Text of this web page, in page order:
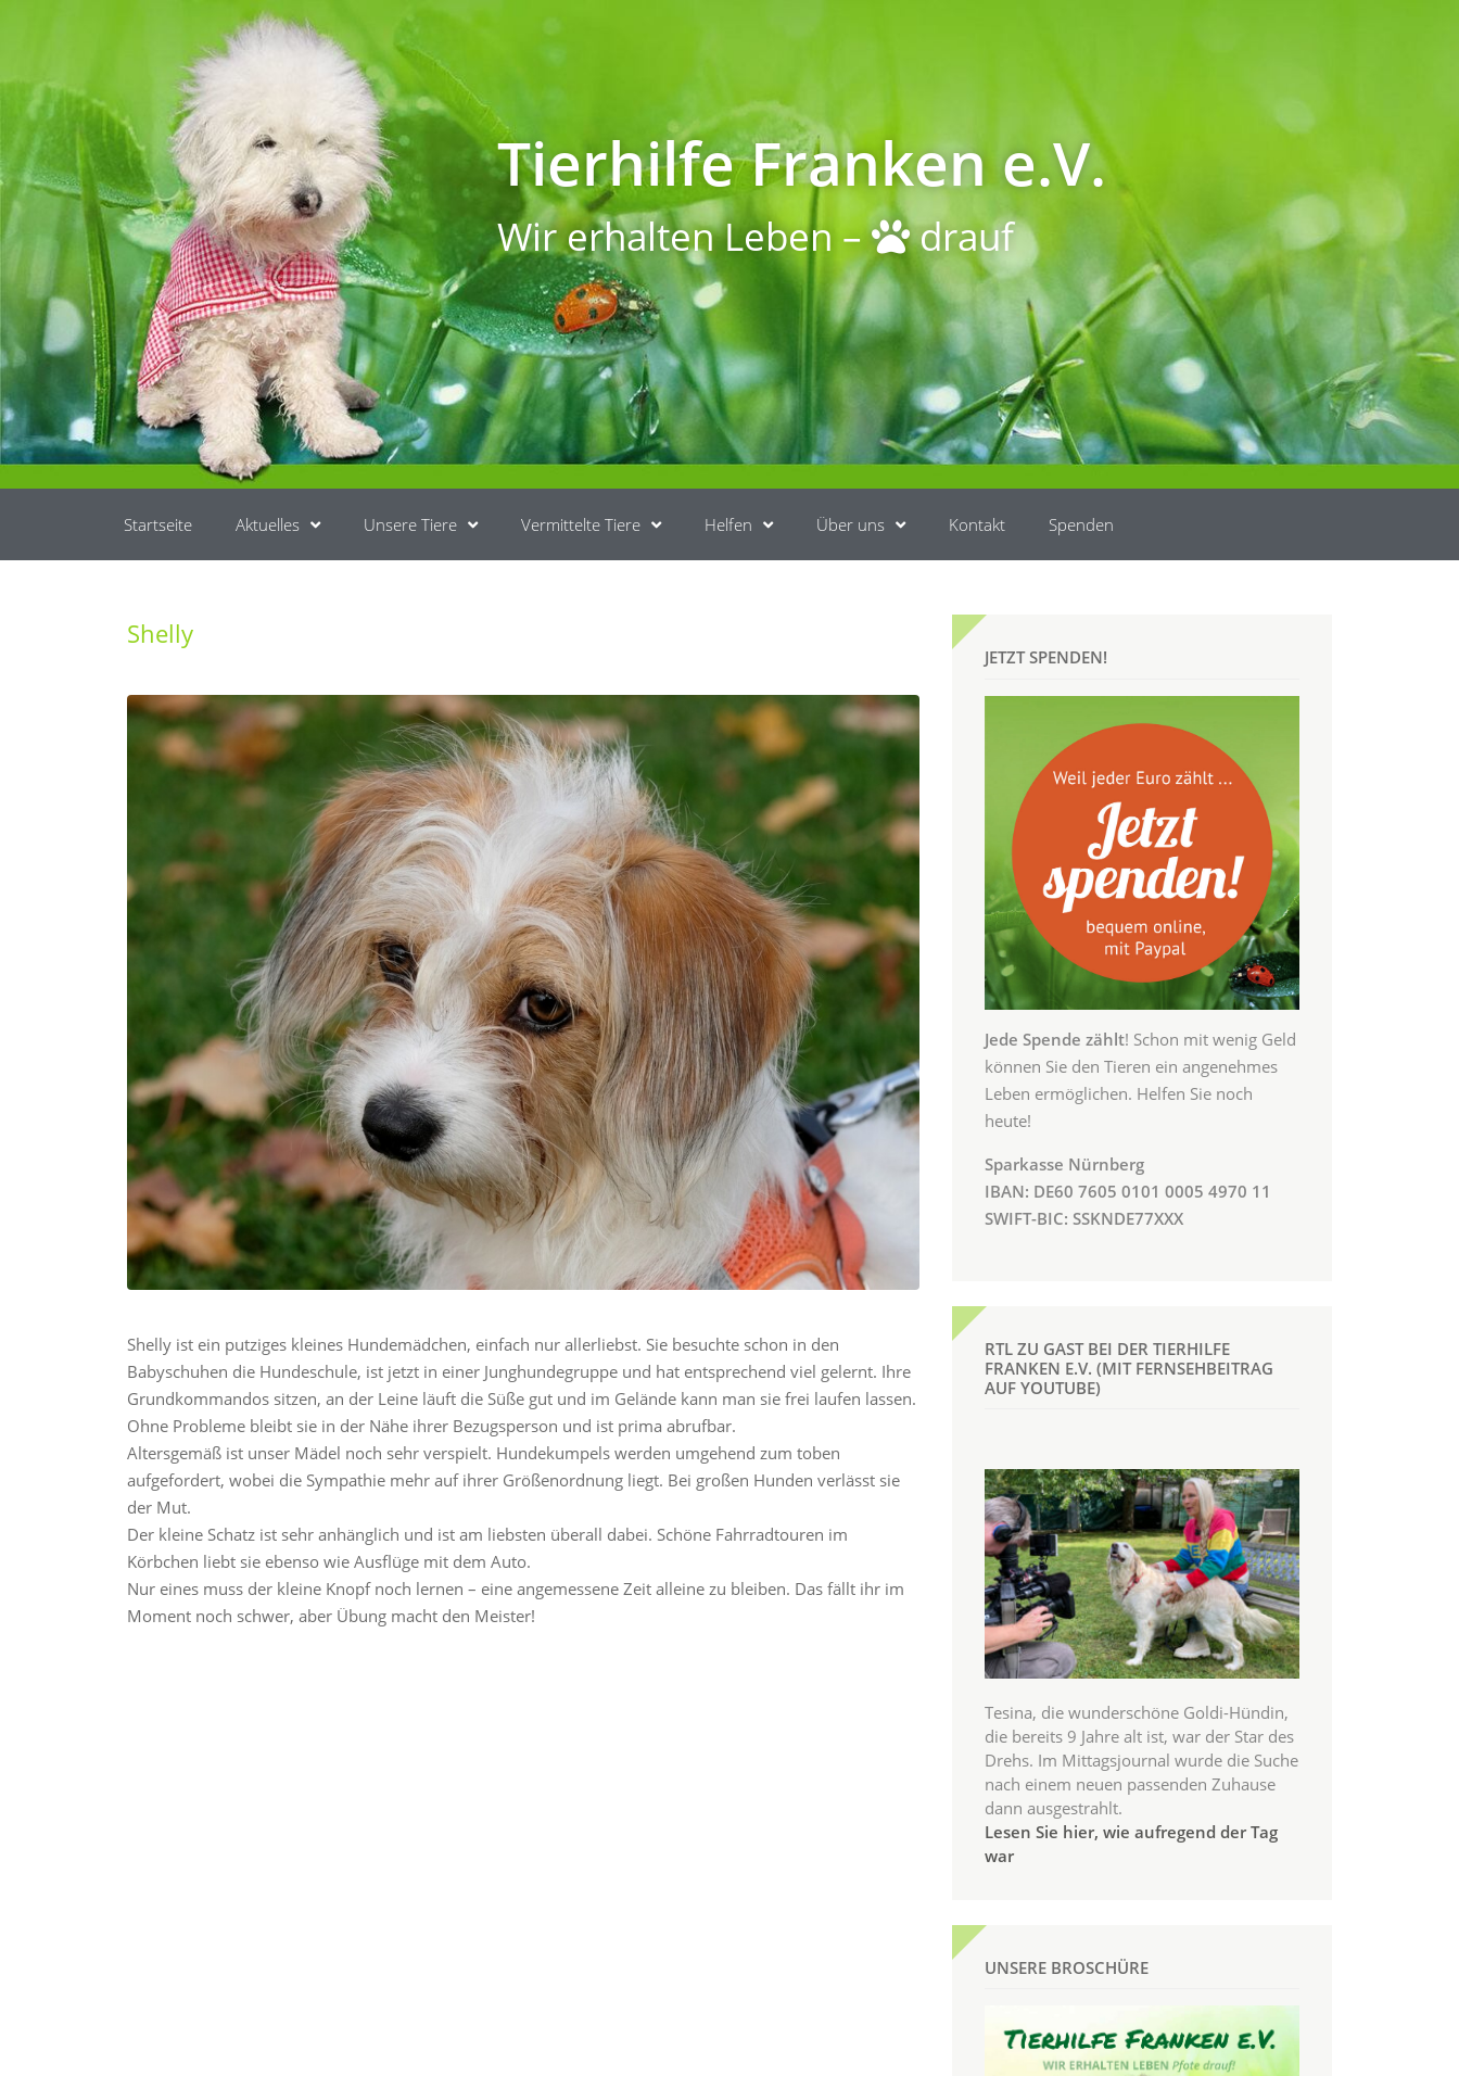
Tierhilfe Franken e.V.
Wir erhalten Leben – drauf
Startseite Aktuelles Unsere Tiere Vermittelte Tiere Helfen Über uns Kontakt Spenden
Shelly
Shelly ist ein putziges kleines Hundemädchen, einfach nur allerliebst. Sie besuchte schon in den
Babyschuhen die Hundeschule, ist jetzt in einer Junghundegruppe und hat entsprechend viel gelernt. Ihre
Grundkommandos sitzen, an der Leine läuft die Süße gut und im Gelände kann man sie frei laufen lassen.
Ohne Probleme bleibt sie in der Nähe ihrer Bezugsperson und ist prima abrufbar.
Altersgemäß ist unser Mädel noch sehr verspielt. Hundekumpels werden umgehend zum toben
aufgefordert, wobei die Sympathie mehr auf ihrer Größenordnung liegt. Bei großen Hunden verlässt sie
der Mut.
Der kleine Schatz ist sehr anhänglich und ist am liebsten überall dabei. Schöne Fahrradtouren im
Körbchen liebt sie ebenso wie Ausflüge mit dem Auto.
Nur eines muss der kleine Knopf noch lernen – eine angemessene Zeit alleine zu bleiben. Das fällt ihr im
Moment noch schwer, aber Übung macht den Meister!
JETZT SPENDEN!
Jede Spende zählt! Schon mit wenig Geld
können Sie den Tieren ein angenehmes
Leben ermöglichen. Helfen Sie noch
heute!
Sparkasse Nürnberg
IBAN: DE60 7605 0101 0005 4970 11
SWIFT-BIC: SSKNDE77XXX
RTL ZU GAST BEI DER TIERHILFE
FRANKEN E.V. (MIT FERNSEHBEITRAG
AUF YOUTUBE)
Tesina, die wunderschöne Goldi-Hündin,
die bereits 9 Jahre alt ist, war der Star des
Drehs. Im Mittagsjournal wurde die Suche
nach einem neuen passenden Zuhause
dann ausgestrahlt.
Lesen Sie hier, wie aufregend der Tag
war
UNSERE BROSCHÜRE